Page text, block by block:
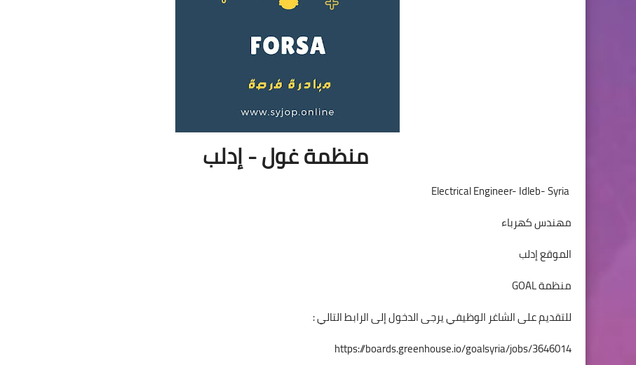
منظمة غول - إدلب
مهندس كهرباء
الموقع إدلب
منظمة GOAL
للتقديم على الشاغر الوظيفي يرجى الدخول إلى الرابط التالي :
https://boards.greenhouse.io/goalsyria/jobs/3646014